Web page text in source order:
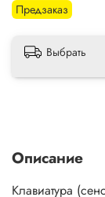
Предзаказ
Выбрать
Описание
Клавиатура